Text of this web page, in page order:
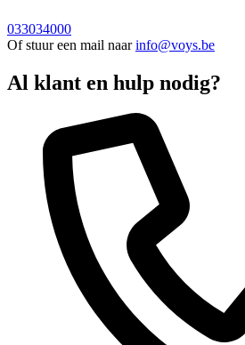
033034000
Of stuur een mail naar info@voys.be
Al klant en hulp nodig?